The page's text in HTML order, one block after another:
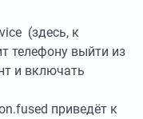
(здесь, к
телефону выйти из
и включать
приведёт к